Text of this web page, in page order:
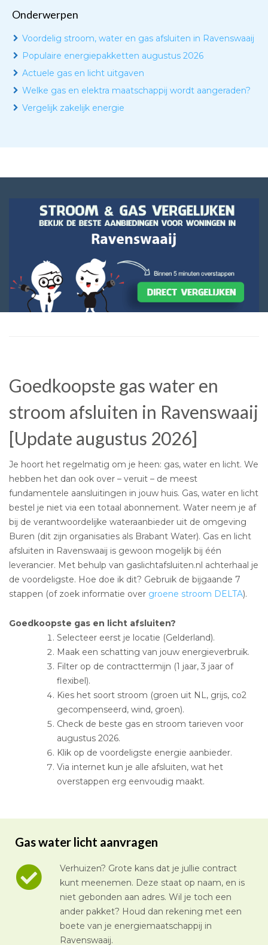
Onderwerpen
Voordelig stroom, water en gas afsluiten in Ravenswaaij
Populaire energiepakketten augustus 2026
Actuele gas en licht uitgaven
Welke gas en elektra maatschappij wordt aangeraden?
Vergelijk zakelijk energie
Goedkoopste gas water en
stroom afsluiten in Ravenswaaij
[Update augustus 2026]
Je hoort het regelmatig om je heen: gas, water en licht. We
hebben het dan ook over – veruit – de meest
fundamentele aansluitingen in jouw huis. Gas, water en licht
bestel je niet via een totaal abonnement. Water neem je af
bij de verantwoordelijke wateraanbieder uit de omgeving
Buren (dit zijn organisaties als Brabant Water). Gas en licht
afsluiten in Ravenswaaij is gewoon mogelijk bij één
leverancier. Met behulp van gaslichtafsluiten.nl achterhaal je
de voordeligste. Hoe doe ik dit? Gebruik de bijgaande 7
stappen (of zoek informatie over groene stroom DELTA).
Goedkoopste gas en licht afsluiten?
Selecteer eerst je locatie (Gelderland).
Maak een schatting van jouw energieverbruik.
Filter op de contracttermijn (1 jaar, 3 jaar of
flexibel).
Kies het soort stroom (groen uit NL, grijs, co2
gecompenseerd, wind, groen).
Check de beste gas en stroom tarieven voor
augustus 2026.
Klik op de voordeligste energie aanbieder.
Via internet kun je alle afsluiten, wat het
overstappen erg eenvoudig maakt.
Gas water licht aanvragen
Verhuizen? Grote kans dat je jullie contract
kunt meenemen. Deze staat op naam, en is
niet gebonden aan adres. Wil je toch een
ander pakket? Houd dan rekening met een
boete van je energiemaatschappij in
Ravenswaaij.